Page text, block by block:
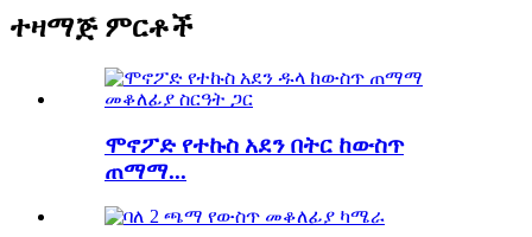
ተዛማጅ ምርቶች
ሞኖፖድ የተኩስ አደን በትር ከውስጥ
ጠማማ...